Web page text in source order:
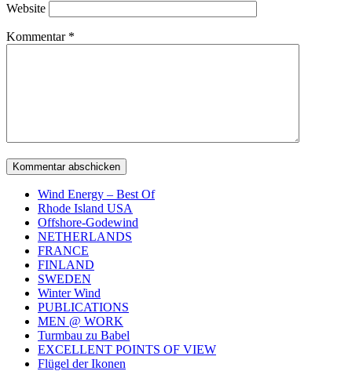
Website
Kommentar *
Wind Energy – Best Of
Rhode Island USA
Offshore-Godewind
NETHERLANDS
FRANCE
FINLAND
SWEDEN
Winter Wind
PUBLICATIONS
MEN @ WORK
Turmbau zu Babel
EXCELLENT POINTS OF VIEW
Flügel der Ikonen